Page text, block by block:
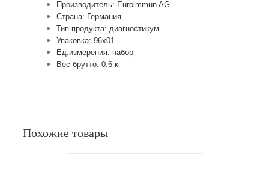
Производитель: Euroimmun AG
Страна: Германия
Тип продукта: диагностикум
Упаковка: 96х01
Ед.измерения: набор
Вес брутто: 0.6 кг
Похожие товары